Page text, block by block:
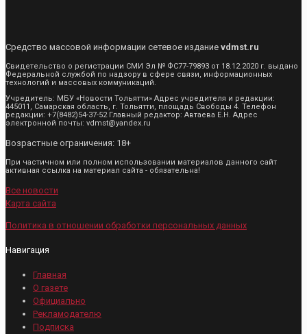
Средство массовой информации сетевое издание vdmst.ru
Свидетельство о регистрации СМИ Эл № ФС77-79893 от 18.12.2020 г. выдано
Федеральной службой по надзору в сфере связи, информационных
технологий и массовых коммуникаций.
Учредитель: МБУ «Новости Тольятти» Адрес учредителя и редакции:
445011, Самарская область, г. Тольятти, площадь Свободы 4. Телефон
редакции: +7(8482)54-37-52 Главный редактор: Автаева Е.Н. Адрес
электронной почты: vdmst@yandex.ru
Возрастные ограничения: 18+
При частичном или полном использовании материалов данного сайт
активная ссылка на материал сайта - обязательна!
Все новости
Карта сайта
Политика в отношении обработки персональных данных
Навигация
Главная
О газете
Официально
Рекламодателю
Подписка